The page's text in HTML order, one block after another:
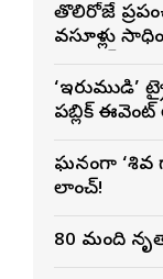
తొలిరోజే
వసూళ్లు
‘ఇరుముడి’
పబ్లిక్
ఘనంగా ‘శివ
లాంచ్!
80 మంది